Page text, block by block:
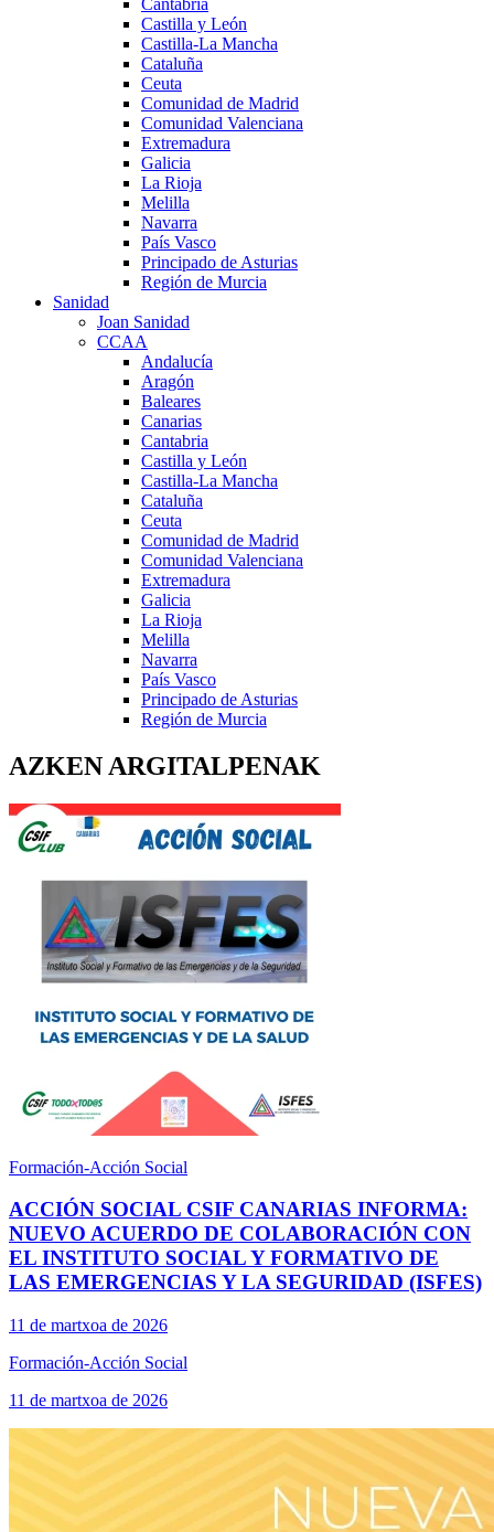
Castilla y León
Castilla-La Mancha
Cataluña
Ceuta
Comunidad de Madrid
Comunidad Valenciana
Extremadura
Galicia
La Rioja
Melilla
Navarra
País Vasco
Principado de Asturias
Región de Murcia
Sanidad
Joan Sanidad
CCAA
Andalucía
Aragón
Baleares
Canarias
Cantabria
Castilla y León
Castilla-La Mancha
Cataluña
Ceuta
Comunidad de Madrid
Comunidad Valenciana
Extremadura
Galicia
La Rioja
Melilla
Navarra
País Vasco
Principado de Asturias
Región de Murcia
AZKEN ARGITALPENAK
Formación-Acción Social
ACCIÓN SOCIAL CSIF CANARIAS INFORMA:
NUEVO ACUERDO DE COLABORACIÓN CON
EL INSTITUTO SOCIAL Y FORMATIVO DE
LAS EMERGENCIAS Y LA SEGURIDAD (ISFES)
11 de martxoa de 2026
Formación-Acción Social
11 de martxoa de 2026